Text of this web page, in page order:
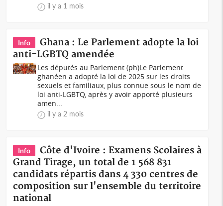
il y a 1 mois
Info
Ghana : Le Parlement adopte la loi
anti-LGBTQ amendée
Les députés au Parlement (ph)Le Parlement
ghanéen a adopté la loi de 2025 sur les droits
sexuels et familiaux, plus connue sous le nom de
loi anti-LGBTQ, après y avoir apporté plusieurs
amen...
il y a 2 mois
Info
Côte d'Ivoire : Examens Scolaires à
Grand Tirage, un total de 1 568 831
candidats répartis dans 4 330 centres de
composition sur l'ensemble du territoire
national